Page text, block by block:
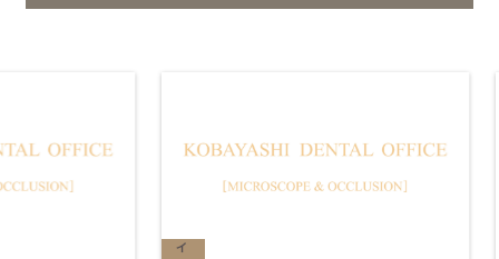
ク
ッ